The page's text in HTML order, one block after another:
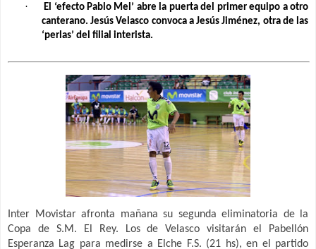
·
El ‘efecto Pablo Mel’ abre la puerta del primer equipo a otro
canterano. Jesús Velasco convoca a Jesús Jiménez, otra de las
‘perlas’ del filial interista.
Inter Movistar afronta mañana su segunda eliminatoria de la
Copa de S.M. El Rey. Los de Velasco visitarán el Pabellón
Esperanza Lag para medirse a Elche F.S. (21 hs), en el partido